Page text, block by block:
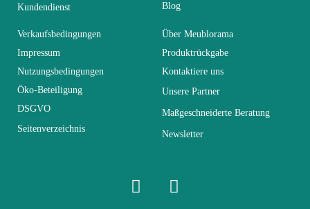
Lieferzeiten (Anz.
Tage)
21
Abmessungen L300xH190xP45
Elektrisch Elektrisch
Kundendienst
Blog
Verkaufsbedingungen
Impressum
Nutzungsbedingungen
Öko-Beteiligung
DSGVO
Seitenverzeichnis
Über Meublorama
Produktrückgabe
Kontaktiere uns
Unsere Partner
Maßgeschneiderte Beratung
Newsletter